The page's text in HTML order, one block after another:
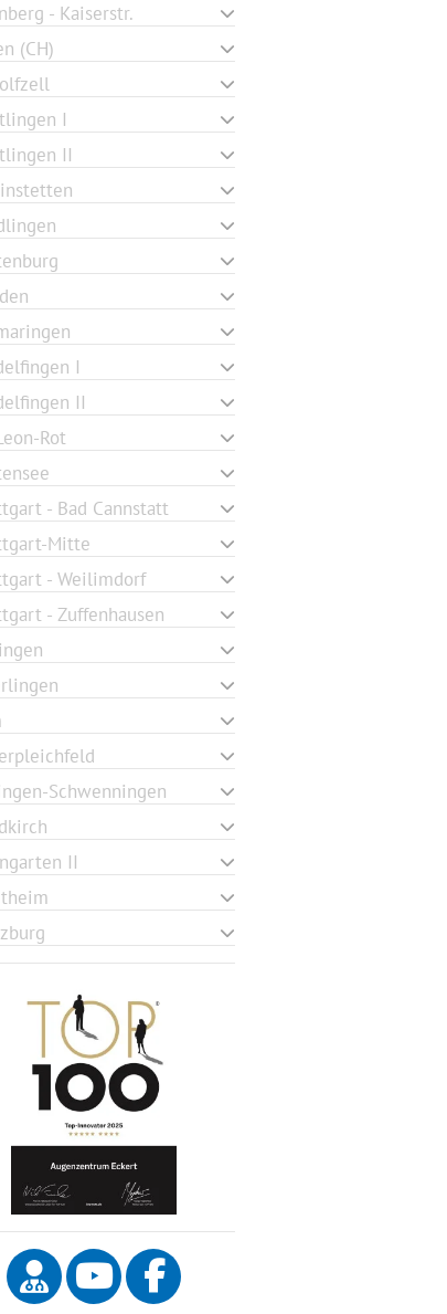
- Kaiserstr.
(CH)
I
II
I
II
Rot
- Bad Cannstatt
Mitte
- Weilimdorf
- Zuffenhausen
Schwenningen
II